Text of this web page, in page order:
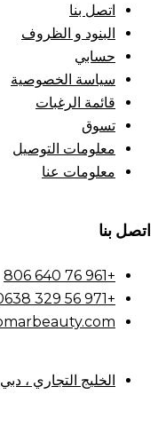
اتصل بنا
البنود و الظروف
حسابي
سياسة الخصوصية
قائمة الرغبات
تسوق
معلومات التوصيل
معلومات عنا
اتصل بنا
+961 76 640 806
+971 56 329 0638
الخليج التجاري ،